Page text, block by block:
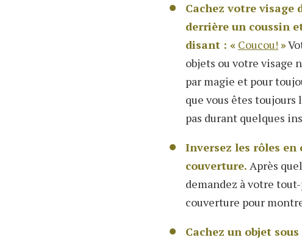
Cachez votre visage
derrière un coussin
disant : « Coucou! »
objets ou votre visage
par magie et pour
que vous êtes toujours
pas durant quelques
Inversez les rôles en
couverture. Après
demandez à votre
couverture pour
Cachez un objet